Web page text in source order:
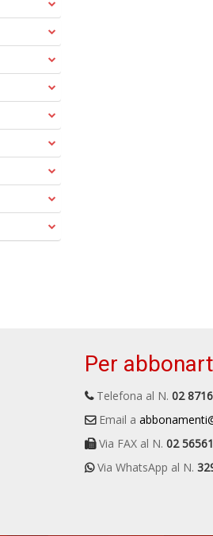
Per
Telefona al N. 02
Email a
Via FAX al N. 02
Via WhatsApp al N.